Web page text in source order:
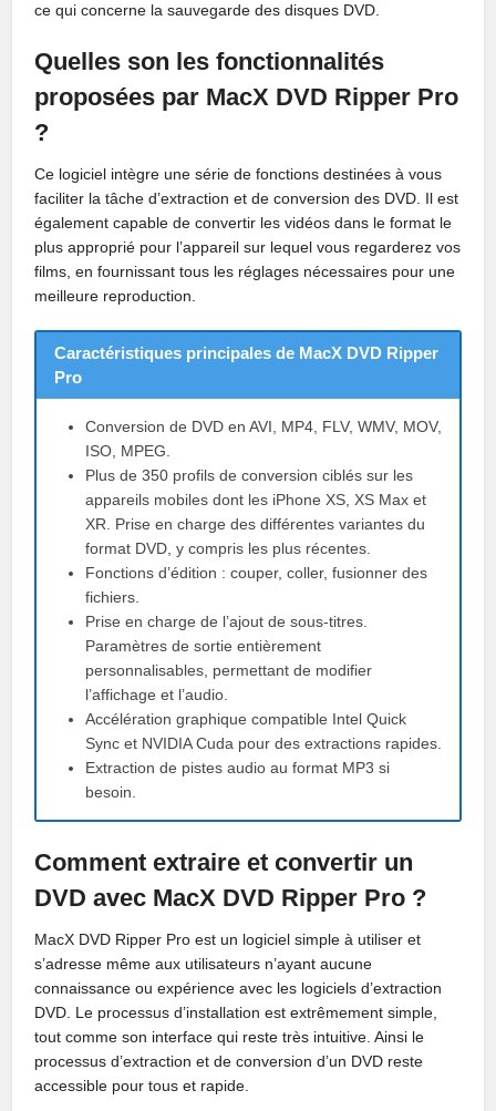
ce qui concerne la sauvegarde des disques DVD.
Quelles son les fonctionnalités
proposées par MacX DVD Ripper Pro
?
Ce logiciel intègre une série de fonctions destinées à vous
faciliter la tâche d’extraction et de conversion des DVD. Il est
également capable de convertir les vidéos dans le format le
plus approprié pour l’appareil sur lequel vous regarderez vos
films, en fournissant tous les réglages nécessaires pour une
meilleure reproduction.
Caractéristiques principales de MacX DVD Ripper
Pro
Conversion de DVD en AVI, MP4, FLV, WMV, MOV,
ISO, MPEG.
Plus de 350 profils de conversion ciblés sur les
appareils mobiles dont les iPhone XS, XS Max et
XR. Prise en charge des différentes variantes du
format DVD, y compris les plus récentes.
Fonctions d’édition : couper, coller, fusionner des
fichiers.
Prise en charge de l’ajout de sous-titres.
Paramètres de sortie entièrement
personnalisables, permettant de modifier
l’affichage et l’audio.
Accélération graphique compatible Intel Quick
Sync et NVIDIA Cuda pour des extractions rapides.
Extraction de pistes audio au format MP3 si
besoin.
Comment extraire et convertir un
DVD avec MacX DVD Ripper Pro ?
MacX DVD Ripper Pro est un logiciel simple à utiliser et
s’adresse même aux utilisateurs n’ayant aucune
connaissance ou expérience avec les logiciels d’extraction
DVD. Le processus d’installation est extrêmement simple,
tout comme son interface qui reste très intuitive. Ainsi le
processus d’extraction et de conversion d’un DVD reste
accessible pour tous et rapide.